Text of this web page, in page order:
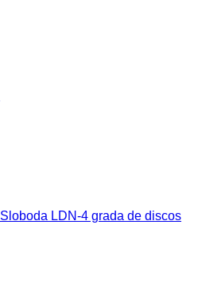
Sloboda LDN-4 grada de discos